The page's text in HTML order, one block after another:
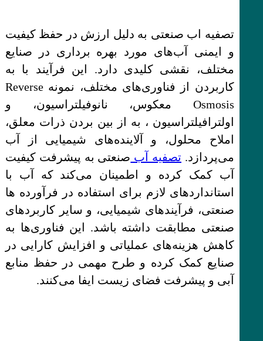
تصفیه اب صنعتی به دلیل ارزش در حفظ کیفیت
و ایمنی آب‌های مورد بهره برداری در صنایع
مختلف، نقشی کلیدی دارد. این فرآیند با به
کاربردن از فناوری‌های مختلف، نمونه Reverse
Osmosis معکوس، نانوفیلتراسیون، و
اولترافیلتراسیون ، به از بین بردن ذرات معلق،
املاح محلول، و آلاینده‌های شیمیایی از آب
می‌پردازد. تصفیه آب صنعتی به پیشرفت کیفیت
آب کمک کرده و اطمینان می‌کند که آب با
استانداردهای لازم برای استفاده در فرآورده ها
صنعتی، فرآیندهای شیمیایی، و سایر کاربردهای
صنعتی مطابقت داشته باشد. این فناوری‌ها به
کاهش هزینه‌های عملیاتی و افزایش کارایی در
صنایع کمک کرده و طرح مهمی در حفظ منابع
آبی و پیشرفت فضای زیست ایفا می‌کنند.